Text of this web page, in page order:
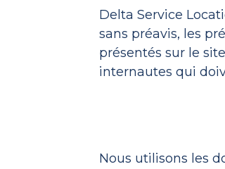
Delta Service
sans préavis, les
présentés sur le
internautes qui
Nous utilisons les